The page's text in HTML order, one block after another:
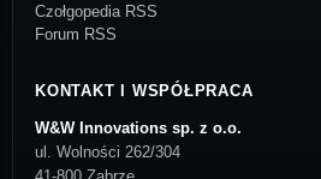
Czołgopedia RSS
Forum RSS
KONTAKT I WSPÓŁPRACA
W&W Innovations sp. z o.o.
ul. Wolności 262/304